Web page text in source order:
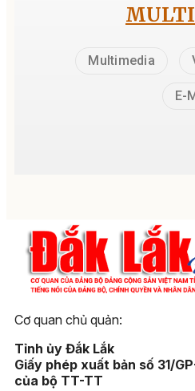
Multimedia
E-
Cơ quan chủ quản:
Tỉnh ủy Đắk Lắk
Giấy phép xuất bản số 31/
của bộ TT-TT